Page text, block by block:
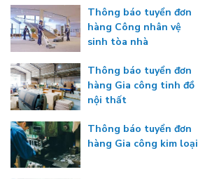
Thông báo tuyển đơn
hàng Công nhân vệ
sinh tòa nhà
Thông báo tuyển đơn
hàng Gia công tinh đồ
nội thất
Thông báo tuyển đơn
hàng Gia công kim loại